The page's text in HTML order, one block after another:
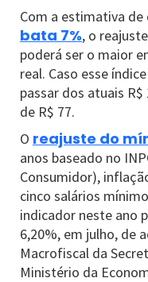
Com a estimativa de
bata 7%, o
poderá ser o maior
real. Caso esse
passar dos atuais
de R$ 77.
O reajuste do
anos baseado no
Consumidor),
cinco salários
indicador neste ano
6,20%, em julho, de
Macrofiscal da
Ministério da